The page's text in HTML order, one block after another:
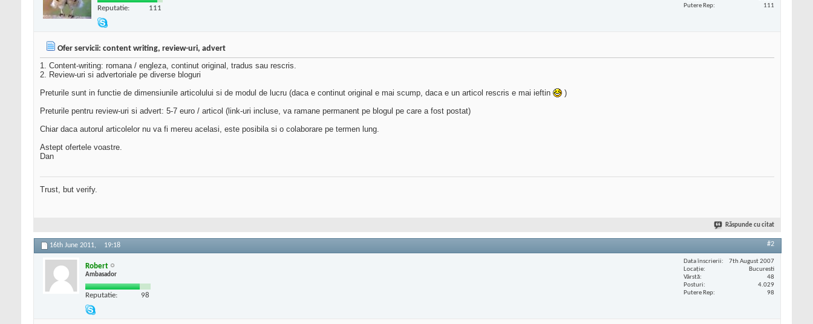
Reputatie: 111
Putere Rep
111
Ofer servicii: content writing, review-uri, advert
1. Content-writing: romana / engleza, continut original, tradus sau rescris.
2. Review-uri si advertoriale pe diverse bloguri
Preturile sunt in functie de dimensiunile articolului si de modul de lucru (daca e continut original e mai scump, daca e un articol rescris e mai ieftin
)
Preturile pentru review-uri si advert: 5-7 euro / articol (link-uri incluse, va ramane permanent pe blogul pe care a fost postat)
Chiar daca autorul articolelor nu va fi mereu acelasi, este posibila si o colaborare pe termen lung.
Astept ofertele voastre.
Dan
Trust, but verify.
Răspunde cu citat
16th June 2011, 19:18 #2
Robert
Ambasador
Reputatie: 98
Data înscrierii
7th August 2007
Locaţie
Bucuresti
Vârstă
48
Posturi
4.029
Putere Rep
98